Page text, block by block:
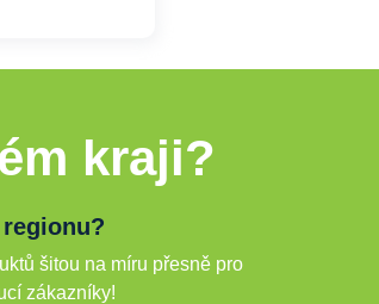
kraji?
šitou na míru přesně pro
zákazníky!